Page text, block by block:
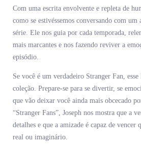
Com uma escrita envolvente e repleta de
como se estivéssemos conversando com
série. Ele nos guia por cada temporada,
mais marcantes e nos fazendo reviver a
episódio.
Se você é um verdadeiro Stranger Fan,
coleção. Prepare-se para se divertir, se
que vão deixar você ainda mais obcecado
“Stranger Fans”, Joseph nos mostra que a
detalhes e que a amizade é capaz de vencer
real ou imaginário.